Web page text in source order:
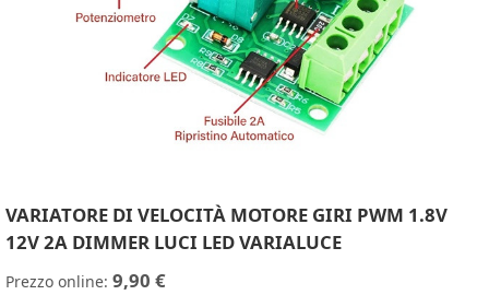
VARIATORE DI VELOCITÀ MOTORE GIRI PWM 1.8V
12V 2A DIMMER LUCI LED VARIALUCE
Prezzo online: 9,90 €